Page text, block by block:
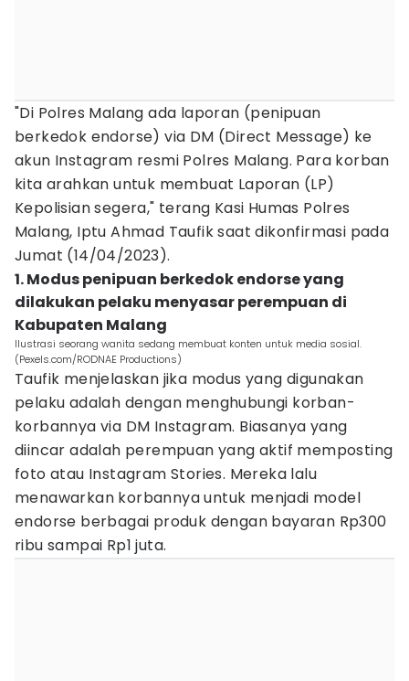
"Di Polres Malang ada laporan (penipuan
berkedok endorse) via DM (Direct Message) ke
akun Instagram resmi Polres Malang. Para korban
kita arahkan untuk membuat Laporan (LP)
Kepolisian segera," terang Kasi Humas Polres
Malang, Iptu Ahmad Taufik saat dikonfirmasi pada
Jumat (14/04/2023).
1. Modus penipuan berkedok endorse yang
dilakukan pelaku menyasar perempuan di
Kabupaten Malang
Ilustrasi seorang wanita sedang membuat konten untuk media sosial.
(Pexels.com/RODNAE Productions)
Taufik menjelaskan jika modus yang digunakan
pelaku adalah dengan menghubungi korban-
korbannya via DM Instagram. Biasanya yang
diincar adalah perempuan yang aktif memposting
foto atau Instagram Stories. Mereka lalu
menawarkan korbannya untuk menjadi model
endorse berbagai produk dengan bayaran Rp300
ribu sampai Rp1 juta.